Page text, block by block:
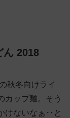
ん 2018
秋冬向けライ
カップ麺。そう
けないなぁ‥と